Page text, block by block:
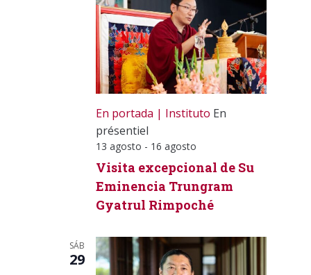
En portada Instituto En
présentiel
13 agosto - 16 agosto
Visita excepcional de Su
Eminencia Trungram
Gyatrul Rimpoché
SÁB
29